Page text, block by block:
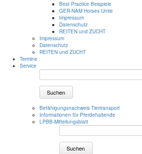
Best Practice Beispiele
GER-NAM Horses Unite
Impressum
Datenschutz
REITEN und ZUCHT
Impressum
Datenschutz
REITEN und ZUCHT
Termine
Service
Suchen
Befähigungsnachweis Tiertransport
Informationen für Pferdehaltende
LPBB-Mitteilungsblatt
Suchen